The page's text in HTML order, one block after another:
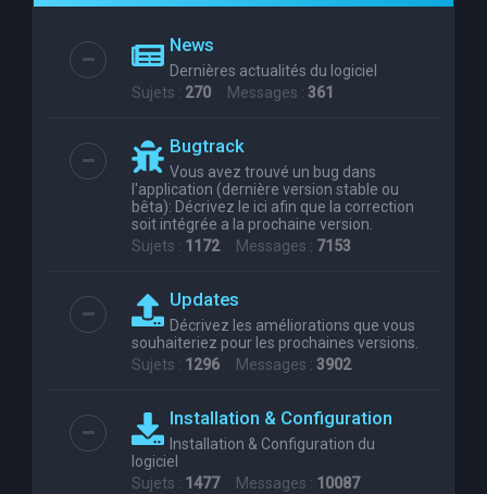
News
Dernières actualités du logiciel
Sujets : 270 Messages : 361
Bugtrack
Vous avez trouvé un bug dans
l'application (dernière version stable ou
bêta): Décrivez le ici afin que la correction
soit intégrée a la prochaine version.
Sujets : 1172Messages : 7153
Updates
Décrivez les améliorations que vous
souhaiteriez pour les prochaines versions.
Sujets : 1296 Messages : 3902
Installation & Configuration
Installation & Configuration du
logiciel
Sujets : 1477Messages : 10087